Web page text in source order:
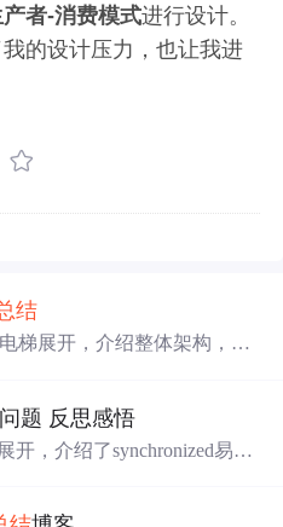
者-消费模式进行设计。
的设计压力，也让我进
结
电梯展开，介绍整体架构，包
，分析轮询bug及修改方法，
方面的心得体会。
题 反思感悟
开，介绍了synchronized易混